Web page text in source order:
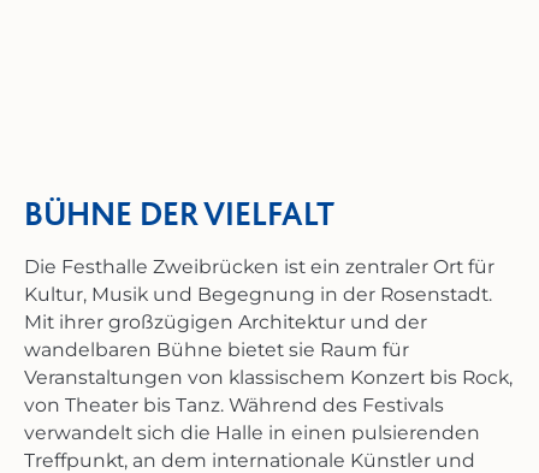
BÜHNE DER VIELFALT
Die Festhalle Zweibrücken ist ein zentraler Ort für
Kultur, Musik und Begegnung in der Rosenstadt.
Mit ihrer großzügigen Architektur und der
wandelbaren Bühne bietet sie Raum für
Veranstaltungen von klassischem Konzert bis Rock,
von Theater bis Tanz. Während des Festivals
verwandelt sich die Halle in einen pulsierenden
Treffpunkt, an dem internationale Künstler und